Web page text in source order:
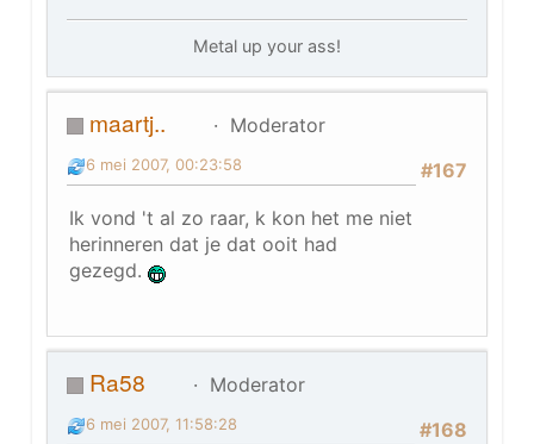
Metal up your ass!
maartj..
Moderator
#167
6 mei 2007, 00:23:58
Ik vond 't al zo raar, k kon het me niet
herinneren dat je dat ooit had
gezegd.
Ra58
Moderator
#168
6 mei 2007, 11:58:28